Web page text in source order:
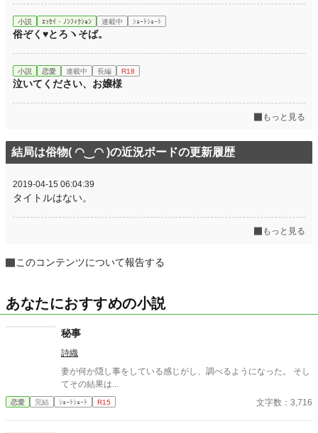
小説 ｴｯｾｲ・ﾉﾝﾌｨｸｼｮﾝ 連載中 ｼｮｰﾄｼｮｰﾄ
俗ぞく♥とろヽそば。
小説 恋愛 連載中 長編 R18
泣いてください、お嬢様
もっと見る
結局は俗物( ◠‿◠ )の近況ボードの更新履歴
2019-04-15 06:04:39
タイトルはない。
もっと見る
このコンテンツについて報告する
あなたにおすすめの小説
秘事
詩織
妻が何か隠し事をしている感じがし、調べるようになった。 そし
てその結果は...
恋愛 完結 ｼｮｰﾄｼｮｰﾄ R15 文字数：3,716